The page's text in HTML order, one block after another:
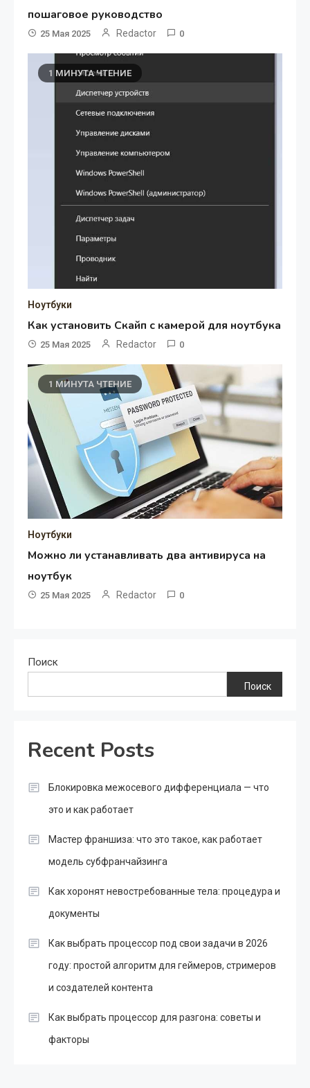
пошаговое руководство
25 Мая 2025 Redactor 0
1 МИНУТА ЧТЕНИЕ
Ноутбуки
Как установить Скайп с камерой для ноутбука
25 Мая 2025 Redactor 0
1 МИНУТА ЧТЕНИЕ
Ноутбуки
Можно ли устанавливать два антивируса на
ноутбук
25 Мая 2025 Redactor 0
Поиск
Поиск
Recent Posts
Блокировка межосевого дифференциала — что
это и как работает
Мастер франшиза: что это такое, как работает
модель субфранчайзинга
Как хоронят невостребованные тела: процедура и
документы
Как выбрать процессор под свои задачи в 2026
году: простой алгоритм для геймеров, стримеров
и создателей контента
Как выбрать процессор для разгона: советы и
факторы